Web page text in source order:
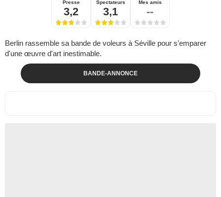
Presse
3,2
Spectateurs
3,1
Mes amis
--
Berlin rassemble sa bande de voleurs à Séville pour s'emparer
d'une œuvre d'art inestimable.
BANDE-ANNONCE